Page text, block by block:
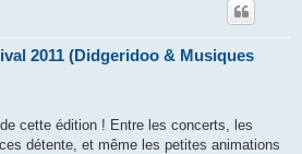
2011 (Didgeridoo & Musiques
cette édition ! Entre les concerts, les
détente, et même les petites animations